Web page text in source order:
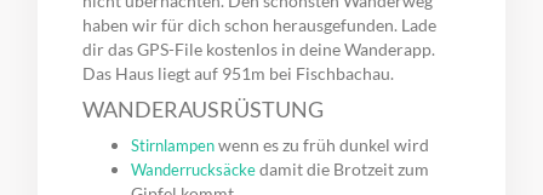
haben wir für dich schon herausgefunden. Lade
dir das GPS-File kostenlos in deine Wanderapp.
Das Haus liegt auf 951m bei Fischbachau.
WANDERAUSRÜSTUNG
Stirnlampenwenn es zu früh dunkel wird
Wanderrucksäckedamit die Brotzeit zum